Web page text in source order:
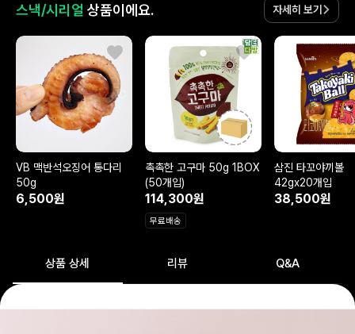
스낵/시리얼 상품이에요. 자세히 보기
VB 맥반석오징어 통다리
50g
6,500원
촉촉한 고구마 50g 1BOX
(50개입)
114,300원
무료배송
삼진 타꼬야끼볼
42gx20개입
38,500원
상품 상세 리뷰 Q&A